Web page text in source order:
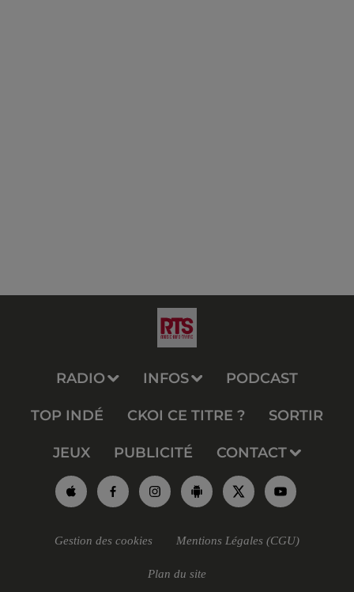
RADIO INFOS PODCAST
TOP INDÉ CKOI CE TITRE ? SORTIR
JEUX PUBLICITÉ CONTACT
Gestion des cookies Mentions Légales (CGU)
Plan du site